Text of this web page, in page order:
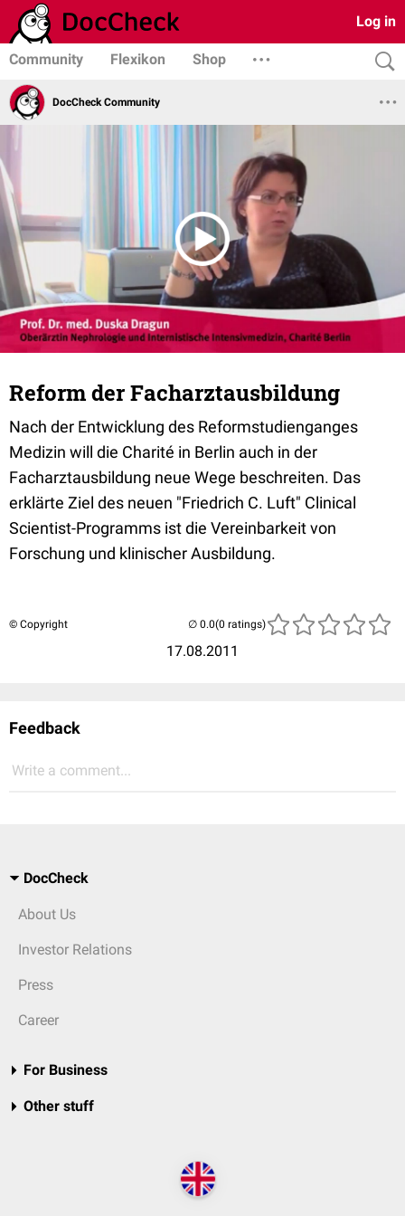
Log in
Community Flexikon Shop
DocCheck Community
Reform der Facharztausbildung
Nach der Entwicklung des Reformstudienganges
Medizin will die Charité in Berlin auch in der
Facharztausbildung neue Wege beschreiten. Das
erklärte Ziel des neuen "Friedrich C. Luft" Clinical
Scientist-Programms ist die Vereinbarkeit von
Forschung und klinischer Ausbildung.
© Copyright
17.08.2011
(0 ratings)
Feedback
Write a comment...
DocCheck
About Us
Investor Relations
Press
Career
For Business
Other stuff